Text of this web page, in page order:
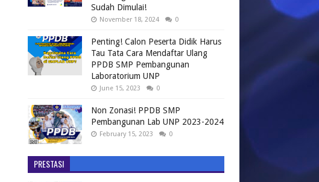
Sudah Dimulai!
November 18, 2024 0
Penting! Calon Peserta Didik Harus
Tau Tata Cara Mendaftar Ulang
PPDB SMP Pembangunan
Laboratorium UNP
June 15, 2023 0
Non Zonasi! PPDB SMP
Pembangunan Lab UNP 2023-2024
February 15, 2023 0
PRESTASI